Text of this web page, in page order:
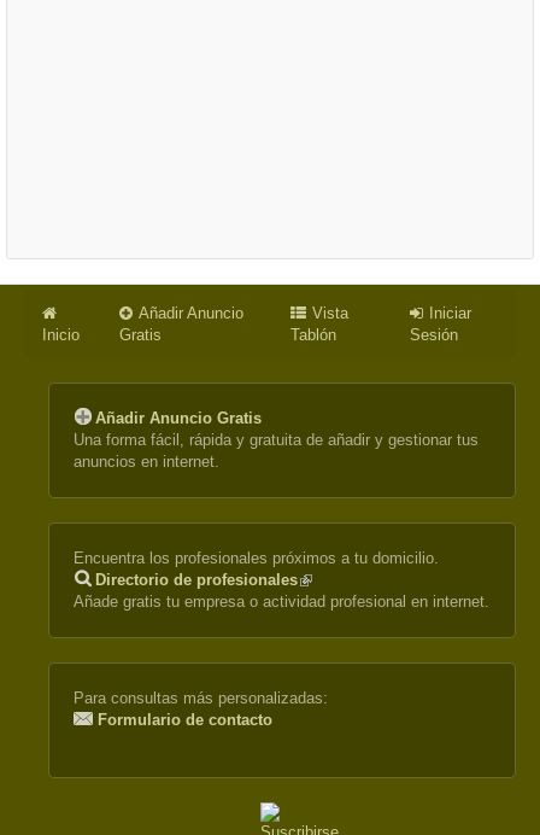
Inicio
Añadir Anuncio
Gratis
Vista
Tablón
Iniciar
Sesión
Añadir Anuncio Gratis
Una forma fácil, rápida y gratuita de añadir y gestionar tus
anuncios en internet.
Encuentra los profesionales próximos a tu domicilio.
Directorio de profesionales(link
is
Añade gratis tu empresa o actividad profesional en internet.
Para consultas más personalizadas:
Formulario de contacto